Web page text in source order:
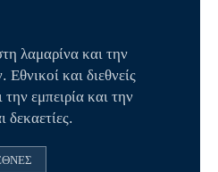
λαμαρίνα και την
και διεθνείς
την εμπειρία και την
δεκαετίες.